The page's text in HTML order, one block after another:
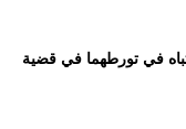
في تورطهما في قضية